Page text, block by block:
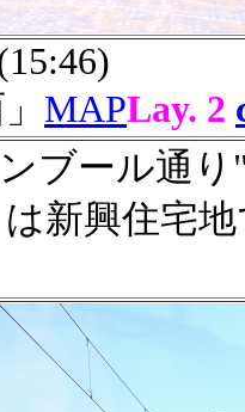
MAPLay. 2
ブール通
新興住宅